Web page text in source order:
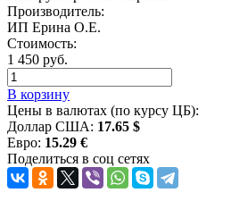
Производитель:
ИП Ерина О.Е.
Стоимость:
1 450 руб.
В корзину
Цены в валютах (по курсу ЦБ):
Доллар США: 17.65 $
Евро: 15.29 €
Поделиться в соц сетях